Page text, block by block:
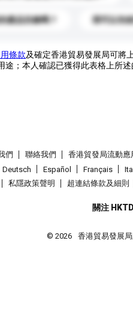
產品目錄嗎？ 我可以先
條款及確定香港貿易發展局可將
途；本人確認已獲得此表格上所
們 聯絡我們 香港貿發局流動應
Deutsch Español Français
私隱政策聲明 超連結條款及細則
關注
© 2026 香港貿易發展